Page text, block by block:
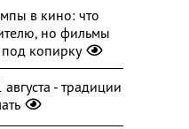
в кино: что
но фильмы
копирку
- традиции